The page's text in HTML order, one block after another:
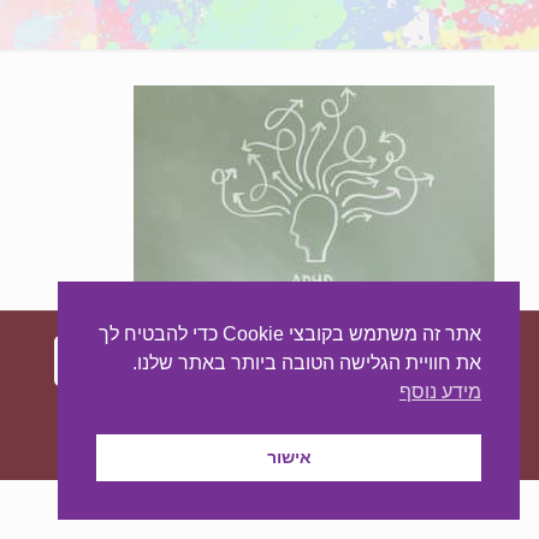
עיצוב ובניית האתר:
באינטרנט
אתר זה משתמש בקובצי Cookie כדי להבטיח לך
את חוויית הגלישה הטובה ביותר באתר שלנו.
מידע נוסף
אישור